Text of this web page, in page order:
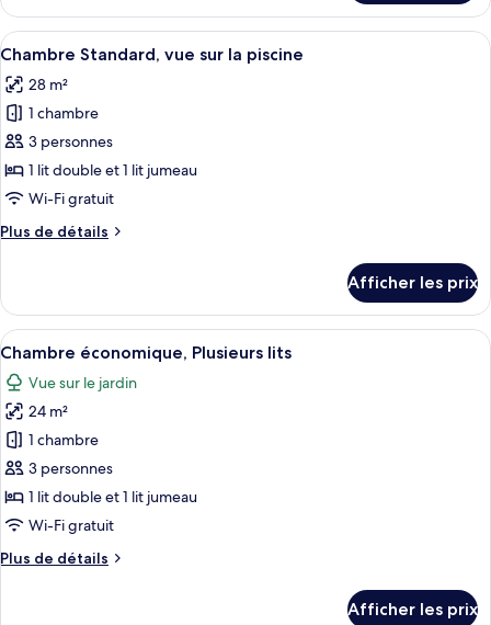
Chambre
familiale
Afficher
toutes
les
photos
pour
ce
type
chambre :
vue
sur
la
piscine
Une chambre d’hôtel comprenant
13
Chambre Standard, vue sur la piscine
28 m²
1 chambre
3 personnes
1 lit double et 1 lit jumeau
Wi-Fi gratuit
Plus de détails
Plus
Chambre
Standard,
vue
sur
la
piscine
Afficher les prix
Afficher
toutes
les
photos
pour
ce
type
de
chambre :
Chambre
Chambre économique, Plusieurs
4
Chambre économique, Plusieurs lits
Vue sur le jardin
24 m²
1 chambre
3 personnes
1 lit double et 1 lit jumeau
Wi-Fi gratuit
Plus de détails
Plus
Afficher les prix